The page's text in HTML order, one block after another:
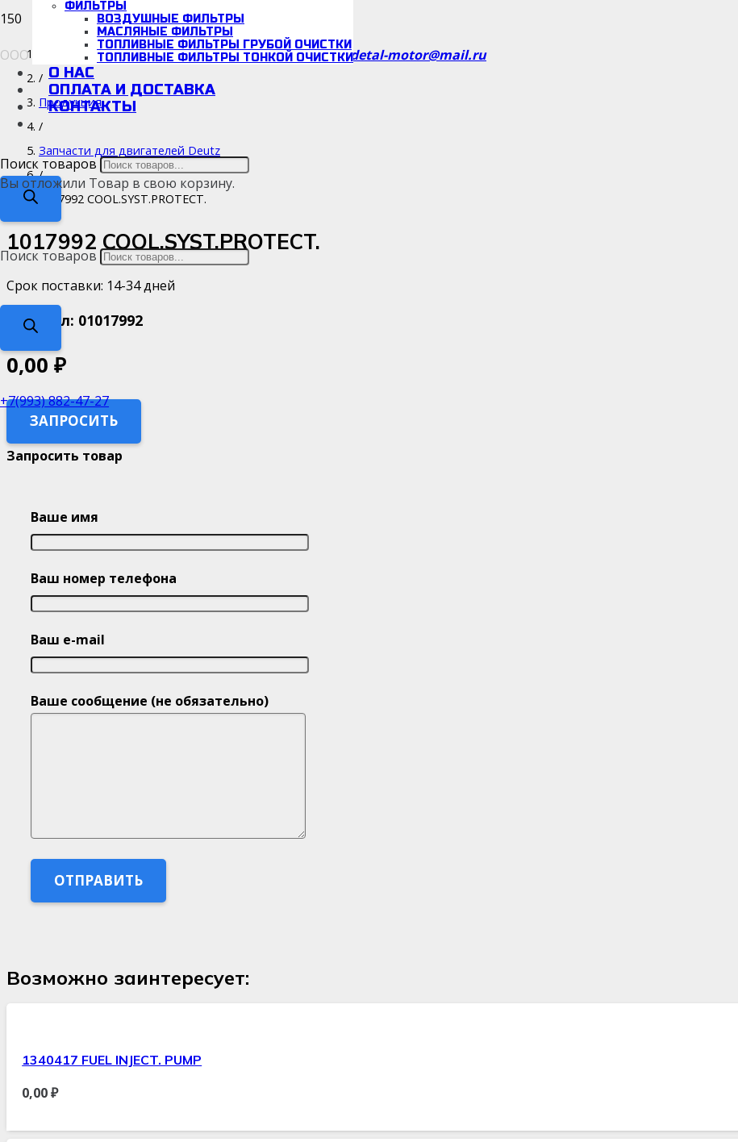
ООО «Детальмотор», ИНН/КПП: 5038166942/670001001detal-motor@mail.ru
ФИЛЬТРЫ
ВОЗДУШНЫЕ ФИЛЬТРЫ
МАСЛЯНЫЕ ФИЛЬТРЫ
ТОПЛИВНЫЕ ФИЛЬТРЫ ГРУБОЙ ОЧИСТКИ
ТОПЛИВНЫЕ ФИЛЬТРЫ ТОНКОЙ ОЧИСТКИ
О НАС
ОПЛАТА И ДОСТАВКА
КОНТАКТЫ
Вы отложили Товар в свою корзину.
Поиск товаров
+7(993) 882-47-27
Поиск товаров
/
Продукция
/
Запчасти для двигателей Deutz
/
1017992 COOL.SYST.PROTECT.
1017992 COOL.SYST.PROTECT.
Срок поставки: 14-34 дней
Артикул: 01017992
0,00 ₽
ЗАПРОСИТЬ
Запросить товар
Ваше имя
Ваш номер телефона
Ваш e-mail
Ваше сообщение (не обязательно)
Возможно заинтересует:
1340417 FUEL INJECT. PUMP
0,00₽